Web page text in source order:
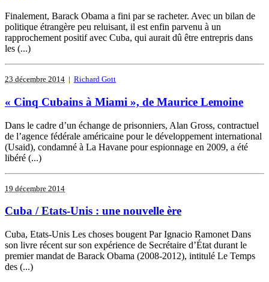
Finalement, Barack Obama a fini par se racheter. Avec un bilan de
politique étrangère peu reluisant, il est enfin parvenu à un
rapprochement positif avec Cuba, qui aurait dû être entrepris dans
les (...)
23 décembre 2014 | Richard Gott
« Cinq Cubains à Miami », de Maurice Lemoine
Dans le cadre d’un échange de prisonniers, Alan Gross, contractuel
de l’agence fédérale américaine pour le développement international
(Usaid), condamné à La Havane pour espionnage en 2009, a été
libéré (...)
19 décembre 2014
Cuba / Etats-Unis : une nouvelle ère
Cuba, Etats-Unis Les choses bougent Par Ignacio Ramonet Dans
son livre récent sur son expérience de Secrétaire d’État durant le
premier mandat de Barack Obama (2008-2012), intitulé Le Temps
des (...)